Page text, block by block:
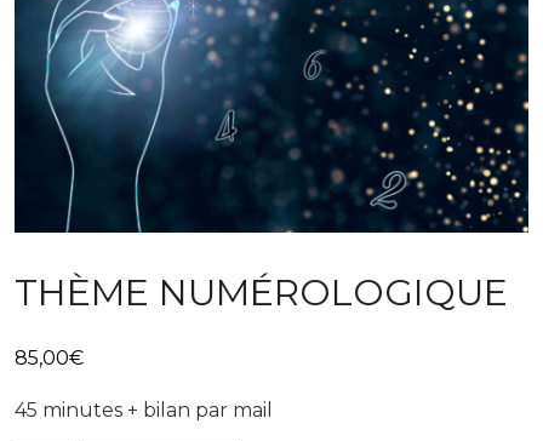
THÈME NUMÉROLOGIQUE
85,00€
45 minutes + bilan par mail